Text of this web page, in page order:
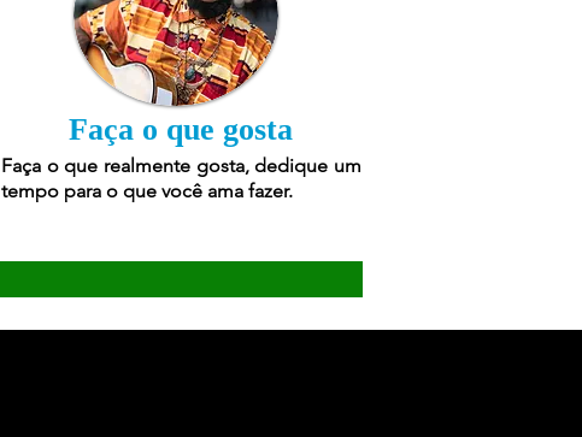
Faça o que gosta
Faça o que realmente gosta, dedique um
tempo para o que você ama fazer.